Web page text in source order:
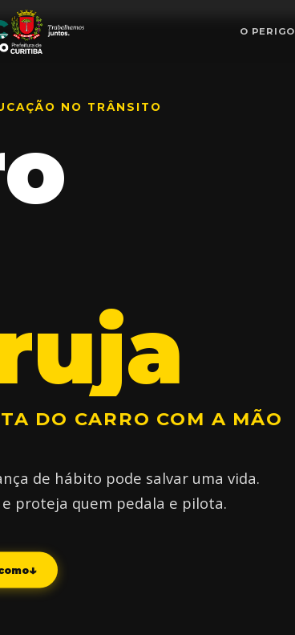
O PERIGO
NO TRÂNSITO
DO CARRO COM A MÃO
de hábito pode salvar uma vida.
e proteja quem pedala e pilota.
↓